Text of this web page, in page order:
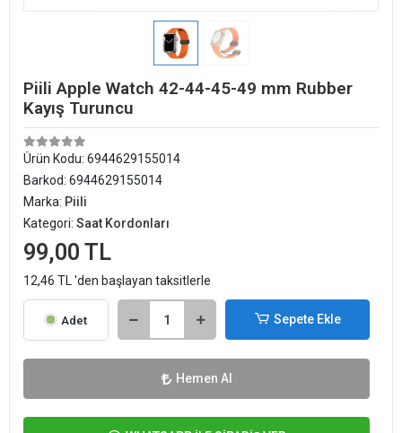
Piili Apple Watch 42-44-45-49 mm Rubber
Kayış Turuncu
Ürün Kodu: 6944629155014
Barkod: 6944629155014
Marka: Piili
Kategori: Saat Kordonları
99,00 TL
12,46 TL 'den başlayan taksitlerle
Adet Sepete Ekle
Hemen Al